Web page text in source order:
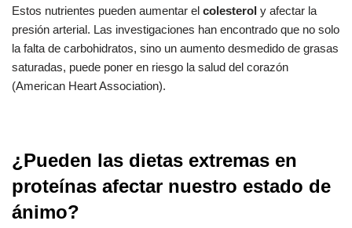
Estos nutrientes pueden aumentar el colesterol y afectar la
presión arterial. Las investigaciones han encontrado que no solo
la falta de carbohidratos, sino un aumento desmedido de grasas
saturadas, puede poner en riesgo la salud del corazón
(American Heart Association).
¿Pueden las dietas extremas en
proteínas afectar nuestro estado de
ánimo?